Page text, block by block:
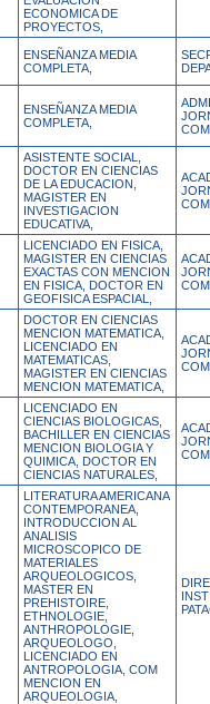
ECONOMICA DE
PROYECTOS,
ENSEÑANZA MEDIA
COMPLETA,
ENSEÑANZA MEDIA
COMPLETA,
ASISTENTE SOCIAL,
DOCTOR EN CIENCIAS
DE LA EDUCACION,
MAGISTER EN
INVESTIGACION
EDUCATIVA,
LICENCIADO EN FISICA,
MAGISTER EN CIENCIAS
EXACTAS CON MENCION
EN FISICA, DOCTOR EN
GEOFISICA ESPACIAL,
DOCTOR EN CIENCIAS
MENCION MATEMATICA,
LICENCIADO EN
MATEMATICAS,
MAGISTER EN CIENCIAS
MENCION MATEMATICA,
LICENCIADO EN
CIENCIAS BIOLOGICAS,
BACHILLER EN CIENCIAS
MENCION BIOLOGIA Y
QUIMICA, DOCTOR EN
CIENCIAS NATURALES,
LITERATURA AMERICANA
CONTEMPORANEA,
INTRODUCCION AL
ANALISIS
MICROSCOPICO DE
MATERIALES
ARQUEOLOGICOS,
MASTER EN
PREHISTOIRE,
ETHNOLOGIE,
ANTHROPOLOGIE,
ARQUEOLOGO,
LICENCIADO EN
ANTROPOLOGIA, COM
MENCION EN
ARQUEOLOGIA,